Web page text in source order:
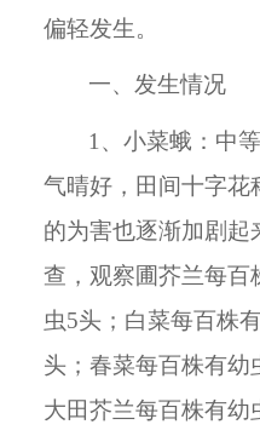
偏轻发生。
一、发生情况
1、小菜蛾：中
气晴好，田间十字花
的为害也逐渐加剧起
查，观察圃芥兰每百
虫5头；白菜每百株
头；春菜每百株有幼
大田芥兰每百株有幼